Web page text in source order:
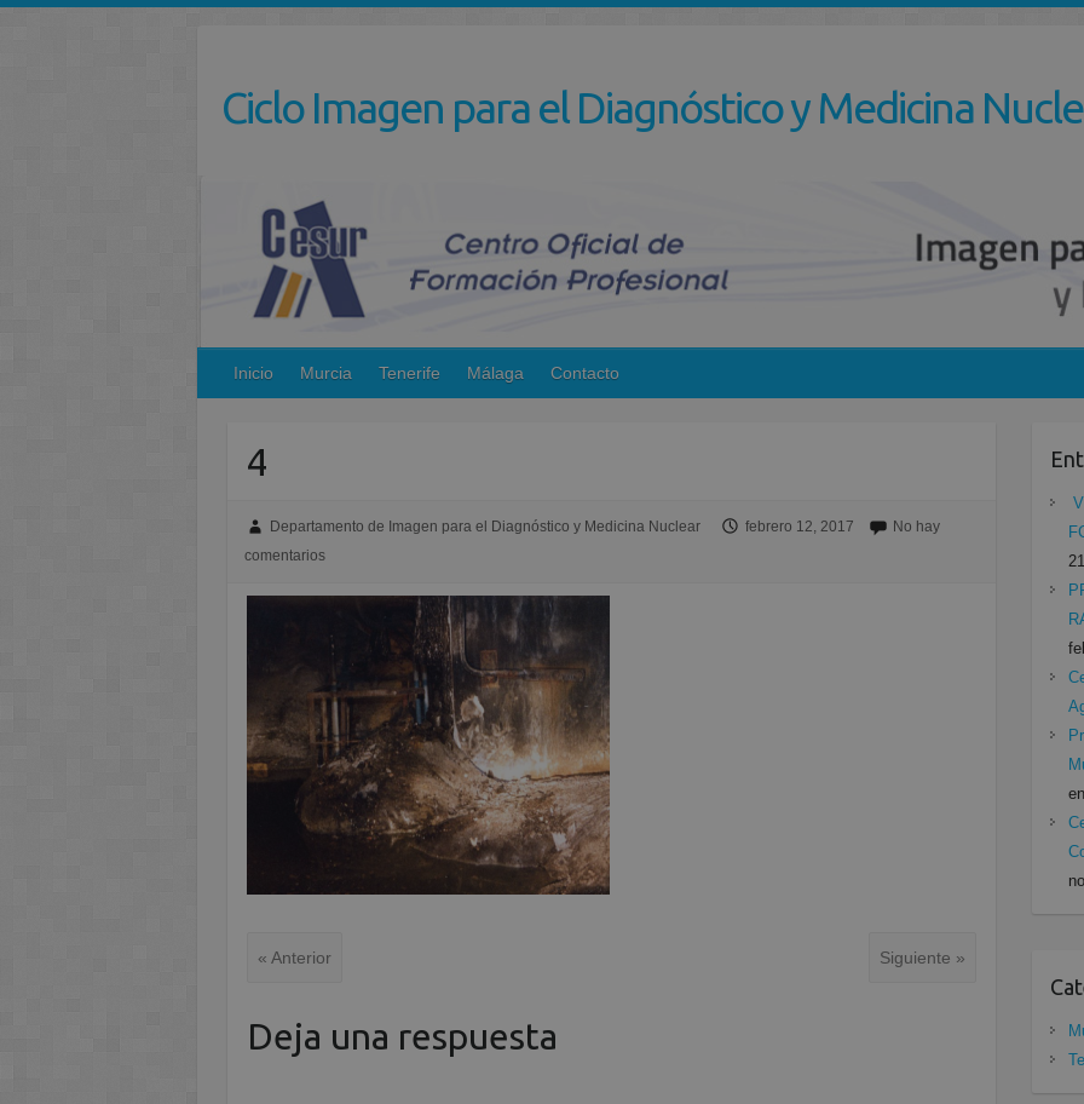
Ciclo Imagen para el Diagnóstico y Medicina
Inicio Murcia Tenerife Málaga Contacto
4
Departamento de Imagen para el Diagnóstico y Medicina Nuclear febrero 12, 2017
No hay
comentarios
« Anterior Siguiente »
Deja una respuesta